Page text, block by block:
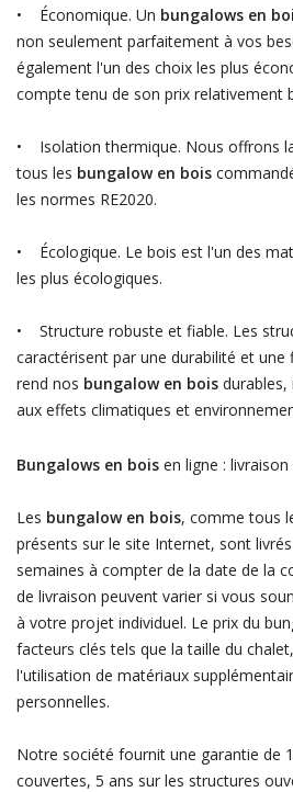
• Économique. Un bungalows en
non seulement parfaitement à vos
également l'un des choix les plus
compte tenu de son prix relativement
• Isolation thermique. Nous offrons
tous les bungalow en bois
les normes RE2020.
• Écologique. Le bois est l'un des
les plus écologiques.
• Structure robuste et fiable. Les
caractérisent par une durabilité et une
rend nos bungalow en bois
aux effets climatiques et
Bungalows en boisen ligne :
Les bungalow en bois, comme tous
présents sur le site Internet, sont
semaines à compter de la date de la
de livraison peuvent varier si vous
à votre projet individuel. Le prix du
facteurs clés tels que la taille du
l'utilisation de matériaux
personnelles.
Notre société fournit une garantie de
couvertes, 5 ans sur les structures